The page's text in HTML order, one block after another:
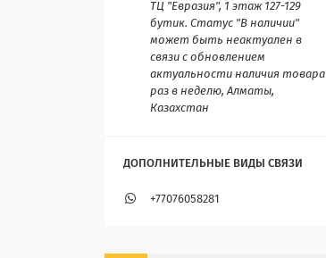
ТЦ "Евразия", 1 этаж 127-129
бутик. Статус "В наличии"
может быть неактуален в
связи с обновлением
актуальности наличия товара
раз в неделю, Алматы,
Казахстан
+77076058281